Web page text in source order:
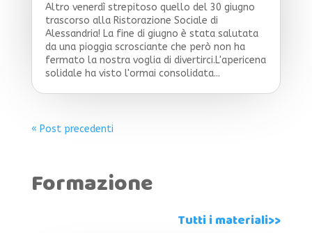
Altro venerdì strepitoso quello del 30 giugno
trascorso alla Ristorazione Sociale di
Alessandria! La fine di giugno è stata salutata
da una pioggia scrosciante che però non ha
fermato la nostra voglia di divertirci.L'apericena
solidale ha visto l'ormai consolidata...
« Post precedenti
Formazione
Tutti i materiali>>